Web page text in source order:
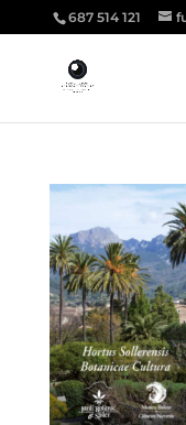
687 514 121